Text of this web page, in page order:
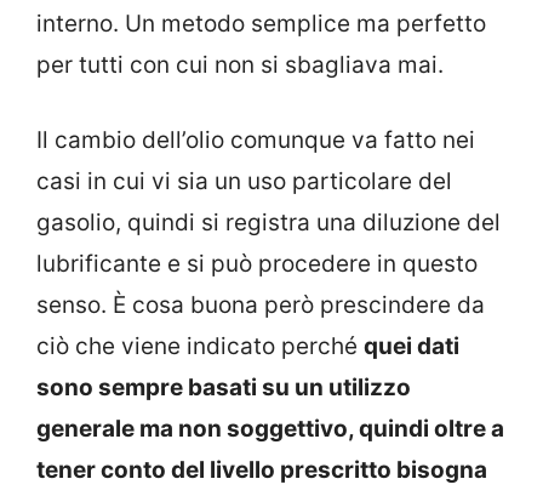
interno. Un metodo semplice ma perfetto
per tutti con cui non si sbagliava mai.
Il cambio dell’olio comunque va fatto nei
casi in cui vi sia un uso particolare del
gasolio, quindi si registra una diluzione del
lubrificante e si può procedere in questo
senso. È cosa buona però prescindere da
ciò che viene indicato perché quei dati
sono sempre basati su un utilizzo
generale ma non soggettivo, quindi oltre a
tener conto del livello prescritto bisogna